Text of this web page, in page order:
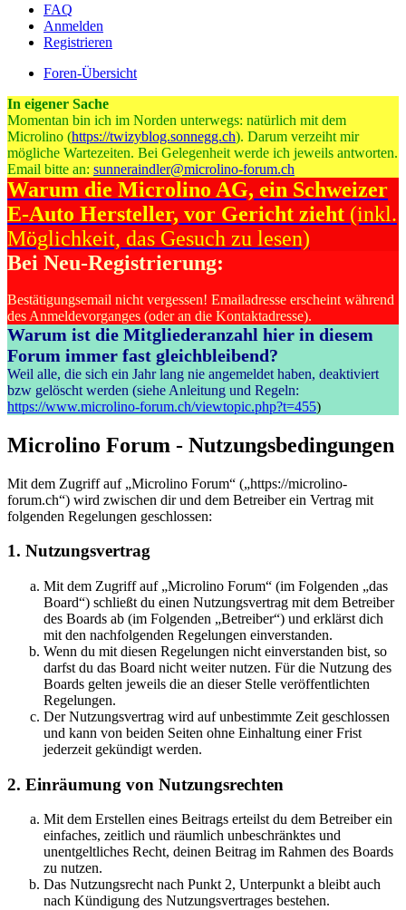
FAQ
Anmelden
Registrieren
Foren-Übersicht
In eigener Sache
Momentan bin ich im Norden unterwegs: natürlich mit dem
Microlino (https://twizyblog.sonnegg.ch). Darum verzeiht mir
mögliche Wartezeiten. Bei Gelegenheit werde ich jeweils antworten.
Email bitte an: sunneraindler@microlino-forum.ch
Warum die Microlino AG, ein Schweizer
E-Auto Hersteller, vor Gericht zieht (inkl.
Möglichkeit, das Gesuch zu lesen)
Bei Neu-Registrierung:
Bestätigungsemail nicht vergessen! Emailadresse erscheint während
des Anmeldevorganges (oder an die Kontaktadresse).
Warum ist die Mitgliederanzahl hier in diesem
Forum immer fast gleichbleibend?
Weil alle, die sich ein Jahr lang nie angemeldet haben, deaktiviert
bzw gelöscht werden (siehe Anleitung und Regeln:
https://www.microlino-forum.ch/viewtopic.php?t=455)
Microlino Forum - Nutzungsbedingungen
Mit dem Zugriff auf „Microlino Forum“ („https://microlino-
forum.ch“) wird zwischen dir und dem Betreiber ein Vertrag mit
folgenden Regelungen geschlossen:
1. Nutzungsvertrag
Mit dem Zugriff auf „Microlino Forum“ (im Folgenden „das
Board“) schließt du einen Nutzungsvertrag mit dem Betreiber
des Boards ab (im Folgenden „Betreiber“) und erklärst dich
mit den nachfolgenden Regelungen einverstanden.
Wenn du mit diesen Regelungen nicht einverstanden bist, so
darfst du das Board nicht weiter nutzen. Für die Nutzung des
Boards gelten jeweils die an dieser Stelle veröffentlichten
Regelungen.
Der Nutzungsvertrag wird auf unbestimmte Zeit geschlossen
und kann von beiden Seiten ohne Einhaltung einer Frist
jederzeit gekündigt werden.
2. Einräumung von Nutzungsrechten
Mit dem Erstellen eines Beitrags erteilst du dem Betreiber ein
einfaches, zeitlich und räumlich unbeschränktes und
unentgeltliches Recht, deinen Beitrag im Rahmen des Boards
zu nutzen.
Das Nutzungsrecht nach Punkt 2, Unterpunkt a bleibt auch
nach Kündigung des Nutzungsvertrages bestehen.